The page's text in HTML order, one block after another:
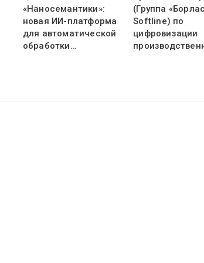
«Наносемантики»:
новая ИИ-платформа
для автоматической
обработки…
(Группа
Softline) по
цифровизации